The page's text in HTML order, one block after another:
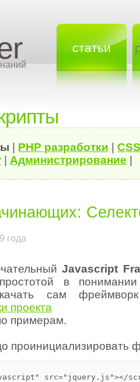
статьи
PHP разработки
| Администрирование
года
Javascript
в
сам
проекта
примерам.
проинициализировать